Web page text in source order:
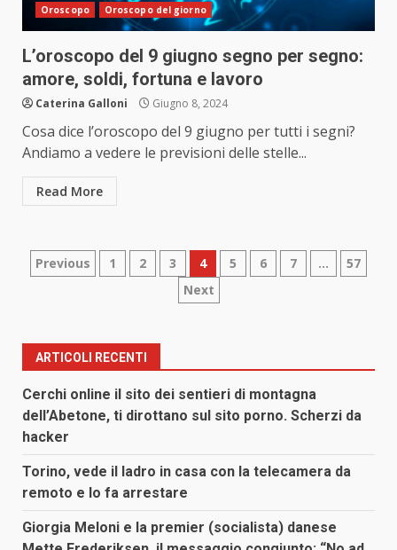
Oroscopo Oroscopo del giorno
L’oroscopo del 9 giugno segno per segno:
amore, soldi, fortuna e lavoro
Caterina Galloni Giugno 8, 2024
Cosa dice l’oroscopo del 9 giugno per tutti i segni?
Andiamo a vedere le previsioni delle stelle...
Read More
Paginazione
articoli
Previous 1 2 3 4 5 6 7 …
57
Next
ARTICOLI RECENTI
Cerchi online il sito dei sentieri di montagna
dell’Abetone, ti dirottano sul sito porno. Scherzi da
hacker
Torino, vede il ladro in casa con la telecamera da
remoto e lo fa arrestare
Giorgia Meloni e la premier (socialista) danese